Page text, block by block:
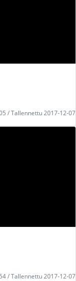
/ Tallennettu 2017-12-07
/ Tallennettu 2017-12-07